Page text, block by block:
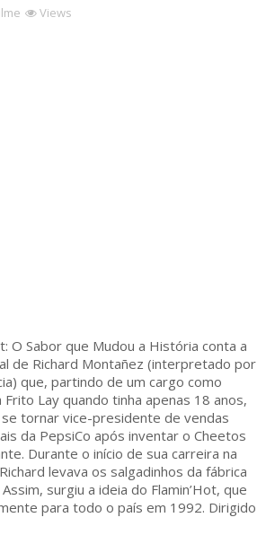
Views
O Sabor que Mudou a História conta a
de Richard Montañez (interpretado por
que, partindo de um cargo como
Frito Lay quando tinha apenas 18 anos,
tornar vice-presidente de vendas
da PepsiCo após inventar o Cheetos
Durante o início de sua carreira na
levava os salgadinhos da fábrica
surgiu a ideia do Flamin’Hot, que
para todo o país em 1992. Dirigido